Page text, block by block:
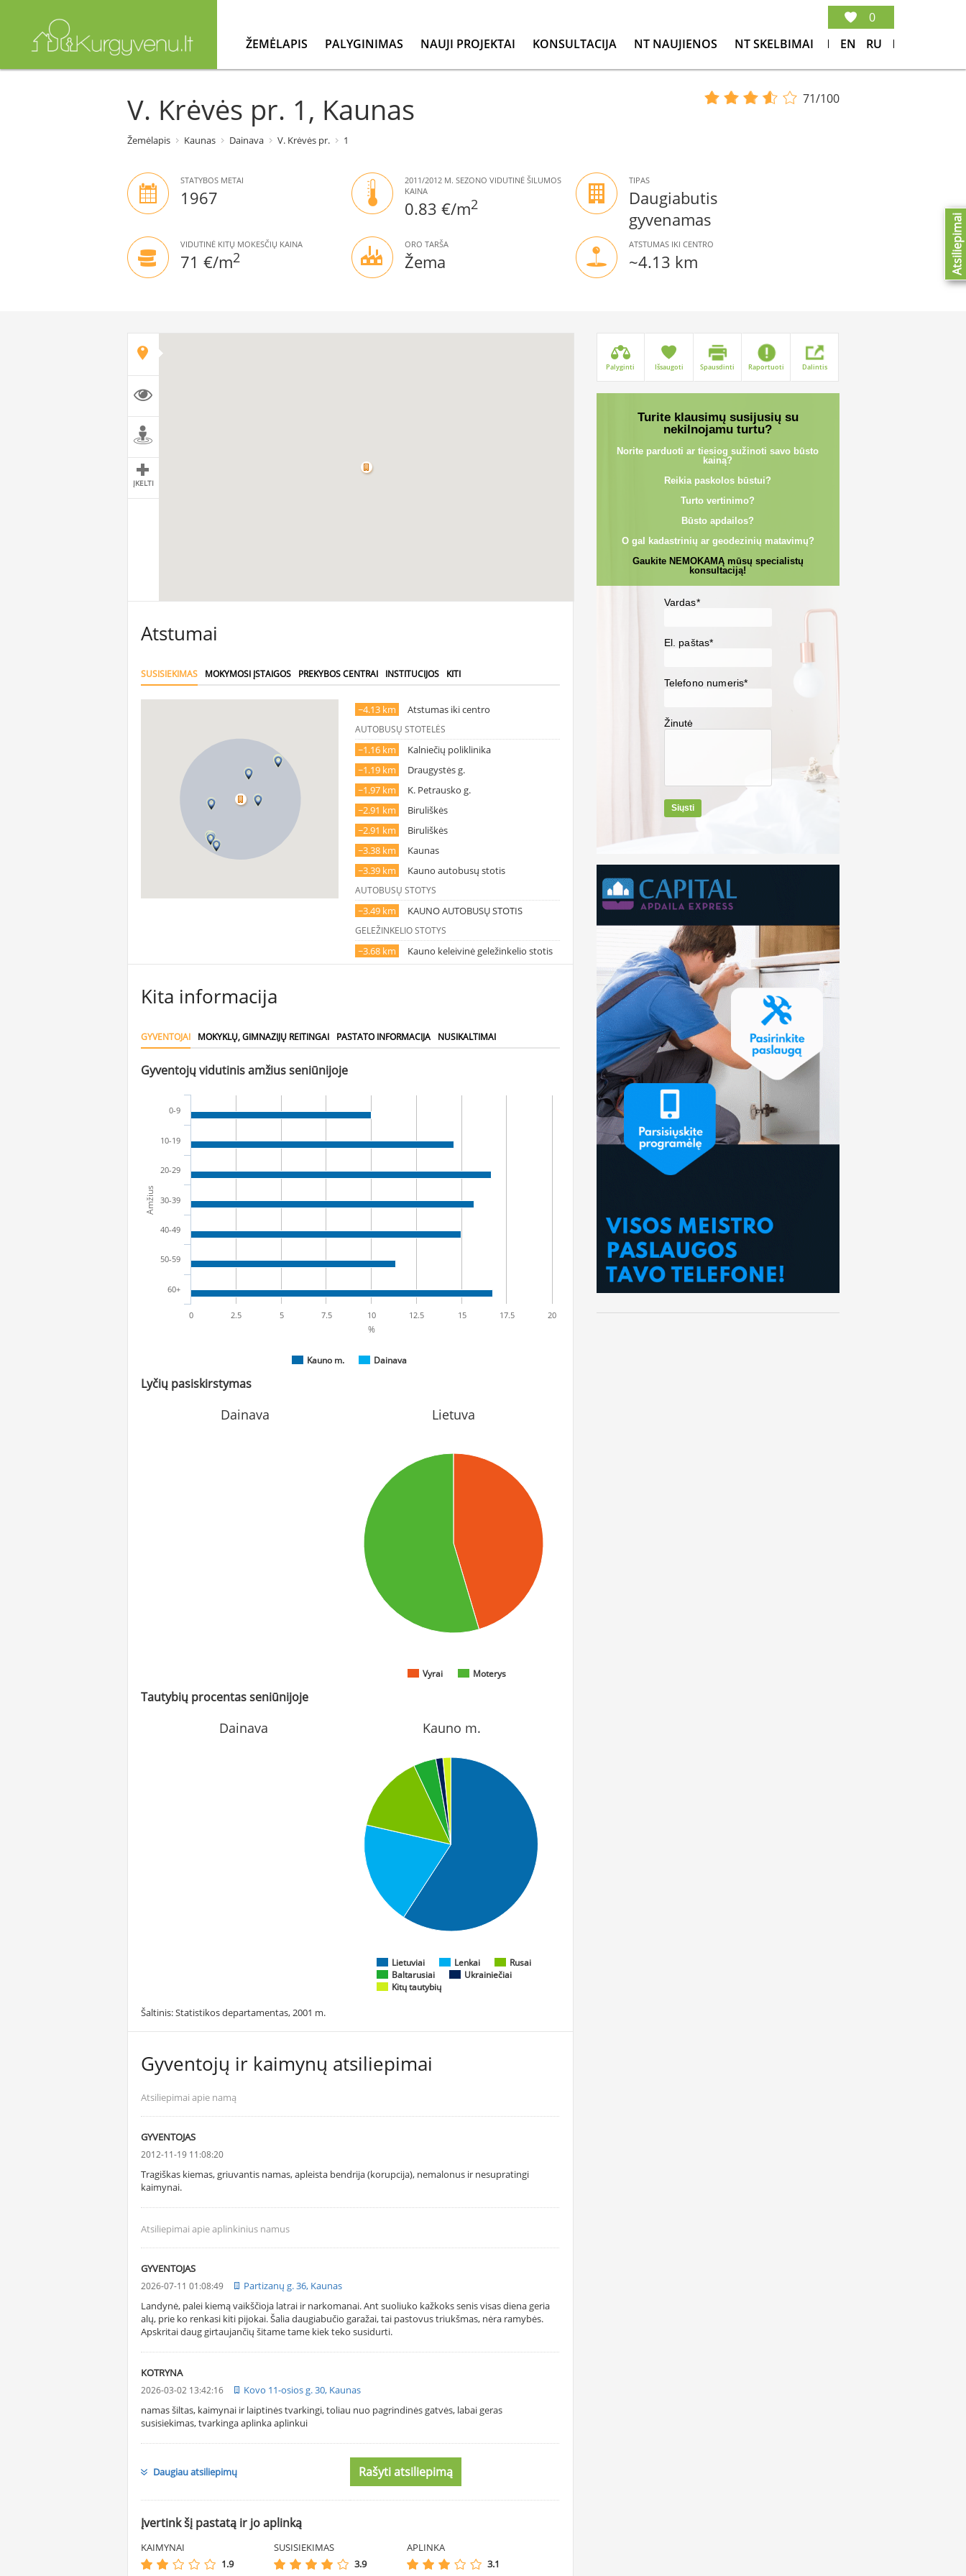
ŽEMĖLAPIS PALYGINIMAS NAUJI PROJEKTAI KONSULTACIJA NT NAUJIENOS NT SKELBIMAI EN RU
0
V. Krėvės pr. 1, Kaunas 71/100
Žemėlapis Kaunas Dainava V. Krėvės pr. 1
STATYBOS METAI
1967
2011/2012 M. SEZONO VIDUTINĖ ŠILUMOS
KAINA
0.83 €/m2
TIPAS
Daugiabutis
gyvenamas
VIDUTINĖ KITŲ MOKESČIŲ KAINA
71 €/m2
ORO TARŠA
Žema
ATSTUMAS IKI CENTRO
~4.13 km
ĮKELTI
Atstumai
SUSISIEKIMAS MOKYMOSI ĮSTAIGOS PREKYBOS CENTRAI INSTITUCIJOS KITI
~4.13 km Atstumas iki centro
AUTOBUSŲ STOTELĖS
~1.16 km
Kalniečių poliklinika
~1.19 km
Draugystės g.
~1.97 km
K. Petrausko g.
~2.91 km
Biruliškės
~2.91 km
Biruliškės
~3.38 km
Kaunas
~3.39 km
Kauno autobusų stotis
AUTOBUSŲ STOTYS
~3.49 km KAUNO AUTOBUSŲ STOTIS
GELEŽINKELIO STOTYS
~3.68 km Kauno keleivinė geležinkelio stotis
Kita informacija
GYVENTOJAI MOKYKLŲ, GIMNAZIJŲ REITINGAI PASTATO INFORMACIJA NUSIKALTIMAI
Gyventojų vidutinis amžius seniūnijoje
Amžius
%
Kauno m. Dainava
0-9
10-19
20-29
30-39
40-49
50-59
60+
0 10
2.5 5 7.5 12.5 15 17.5 20
Lyčių pasiskirstymas
Dainava Lietuva
Vyrai Moterys
Tautybių procentas seniūnijoje
Dainava Kauno m.
Lietuviai Lenkai
Rusai
Baltarusiai
Ukrainiečiai
Kitų tautybių
Šaltinis: Statistikos departamentas, 2001 m.
Gyventojų ir kaimynų atsiliepimai
Atsiliepimai apie namą
GYVENTOJAS
2012-11-19 11:08:20
Tragiškas kiemas, griuvantis namas, apleista bendrija (korupcija), nemalonus ir nesupratingi
kaimynai.
Atsiliepimai apie aplinkinius namus
GYVENTOJAS
2026-07-11 01:08:49
Partizanų g. 36, Kaunas
Landynė, palei kiemą vaikščioja latrai ir narkomanai. Ant suoliuko kažkoks senis visas diena geria
alų, prie ko renkasi kiti pijokai. Šalia daugiabučio garažai, tai pastovus triukšmas, nėra ramybės.
Apskritai daug girtaujančių šitame tame kiek teko susidurti.
KOTRYNA
2026-03-02 13:42:16
Kovo 11-osios g. 30, Kaunas
namas šiltas, kaimynai ir laiptinės tvarkingi, toliau nuo pagrindinės gatvės, labai geras
susisiekimas, tvarkinga aplinka aplinkui
Daugiau atsiliepimų Rašyti atsiliepimą
Įvertink šį pastatą ir jo aplinką
KAIMYNAI
1.9
SUSISIEKIMAS
3.9
APLINKA
3.1
Palyginti Išsaugoti Spausdinti Raportuoti Dalintis
Turite klausimų susijusių su
nekilnojamu turtu?
Norite parduoti ar tiesiog sužinoti savo būsto
kainą?
Reikia paskolos būstui?
Turto vertinimo?
Būsto apdailos?
O gal kadastrinių ar geodezinių matavimų?
Gaukite NEMOKAMĄ mūsų specialistų
konsultaciją!
Vardas*
El. paštas*
Telefono numeris*
Žinutė
Siųsti
Atsiliepimai